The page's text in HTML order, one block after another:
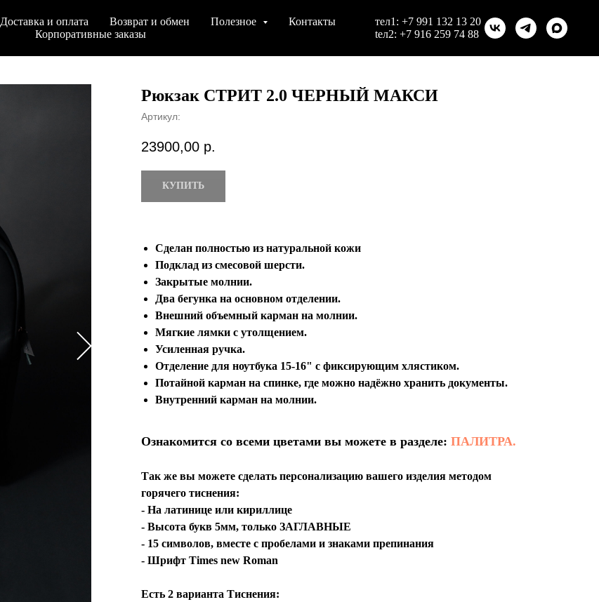
Доставка и оплата Возврат и обмен Полезное
Контакты
Корпоративные заказы
тел1: +7 991 132 13 20
teл2: +7 916 259 74 88
Рюкзак СТРИТ 2.0 ЧЕРНЫЙ МАКСИ
Артикул:
23900,00 р.
КУПИТЬ
Сделан полностью из натуральной кожи
Подклад из смесовой шерсти.
Закрытые молнии.
Два бегунка на основном отделении.
Внешний объемный карман на молнии.
Мягкие лямки с утолщением.
Усиленная ручка.
Отделение для ноутбука 15-16" с фиксирующим хлястиком.
Потайной карман на спинке, где можно надёжно хранить документы.
Внутренний карман на молнии.
Ознакомится со всеми цветами вы можете в разделе: ПАЛИТРА.
Так же вы можете сделать персонализацию вашего изделия методом
горячего тиснения:
- На латинице или кириллице
- Высота букв 5мм, только ЗАГЛАВНЫЕ
- 15 символов, вместе с пробелами и знаками препинания
- Шрифт Times new Roman
Есть 2 варианта Тиснения: